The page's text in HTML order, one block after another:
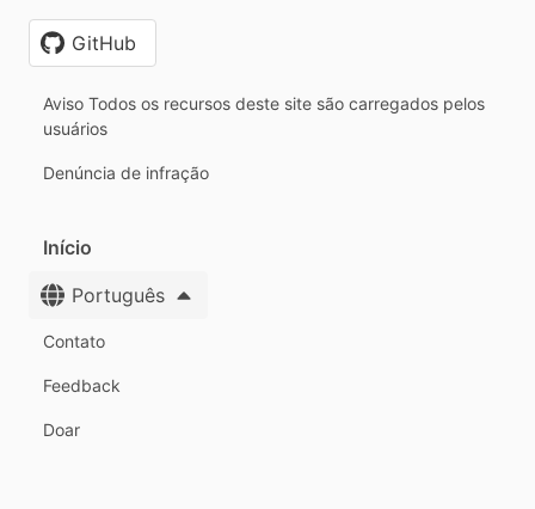
GitHub
Aviso Todos os recursos deste site são carregados pelos
usuários
Denúncia de infração
Início
Português
Contato
Feedback
Doar